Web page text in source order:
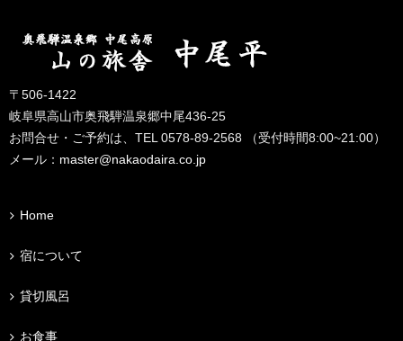
〒506-1422
岐阜県高山市奥飛騨温泉郷中尾436-25
お問合せ・ご予約は、TEL 0578-89-2568 （受付時間8:00~21:00）
メール： master@nakaodaira.co.jp
Home
宿について
貸切風呂
お食事